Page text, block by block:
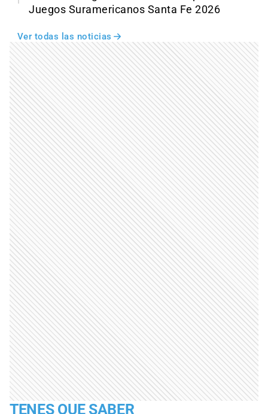
Juegos Suramericanos Santa Fe 2026
Ver todas las noticias
TENES QUE SABER